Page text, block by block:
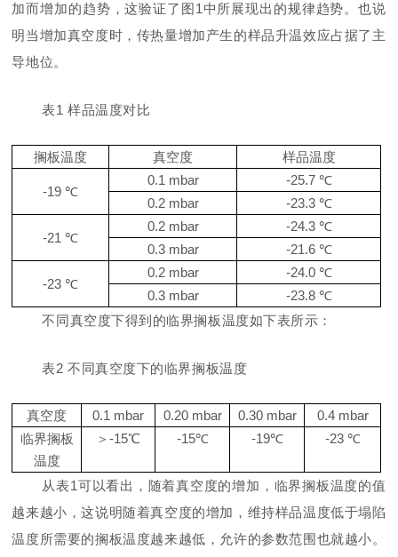
加而增加的趋势，这验证了图1中所展现出的规律趋势。也说
明当增加真空度时，传热量增加产生的样品升温效应占据了主
导地位。
表1样品温度对比
搁板温度 真空度 样品温度
-19 ℃
0.1 mbar -25.7 ℃
0.2 mbar
-23.3 ℃
-21 ℃
0.2 mbar -24.3 ℃
0.3 mbar
-21.6 ℃
-23 ℃
0.2 mbar -24.0 ℃
0.3 mbar
-23.8 ℃
不同真空度下得到的临界搁板温度如下表所示：
表2不同真空度下的临界搁板温度
真空度 0.1 mbar 0.20 mbar 0.30 mbar
0.4 mbar
临界搁板
温度
＞-15℃ -15℃ -19℃ -23 ℃
从表1可以看出，随着真空度的增加，临界搁板温度的值
越来越小，这说明随着真空度的增加，维持样品温度低于塌陷
温度所需要的搁板温度越来越低，允许的参数范围也就越小。